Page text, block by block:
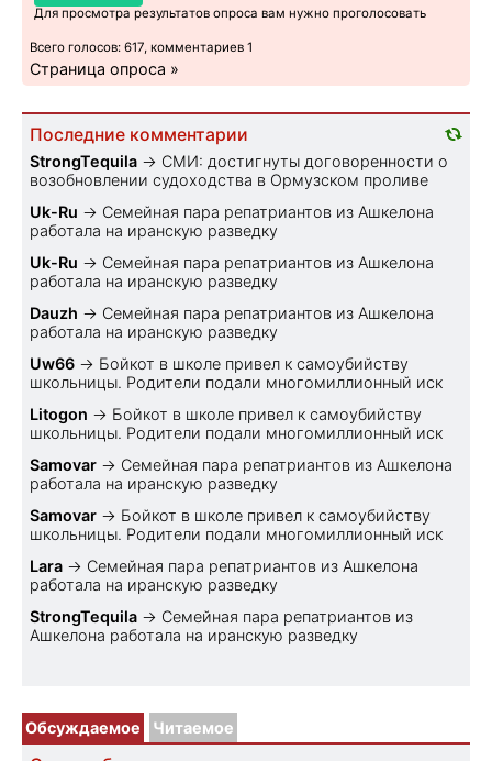
Для просмотра результатов опроса вам нужно проголосовать
Всего голосов: 617, комментариев 1
Страница опроса »
Последние комментарии
StrongTequila → СМИ: достигнуты договоренности о
возобновлении судоходства в Ормузском проливе
Uk-Ru → Семейная пара репатриантов из Ашкелона
работала на иранскую разведку
Uk-Ru → Семейная пара репатриантов из Ашкелона
работала на иранскую разведку
Dauzh → Семейная пара репатриантов из Ашкелона
работала на иранскую разведку
Uw66 → Бойкот в школе привел к самоубийству
школьницы. Родители подали многомиллионный иск
Litogon → Бойкот в школе привел к самоубийству
школьницы. Родители подали многомиллионный иск
Samovar → Семейная пара репатриантов из Ашкелона
работала на иранскую разведку
Samovar → Бойкот в школе привел к самоубийству
школьницы. Родители подали многомиллионный иск
Lara → Семейная пара репатриантов из Ашкелона
работала на иранскую разведку
StrongTequila → Семейная пара репатриантов из
Ашкелона работала на иранскую разведку
Обсуждаемое Читаемое